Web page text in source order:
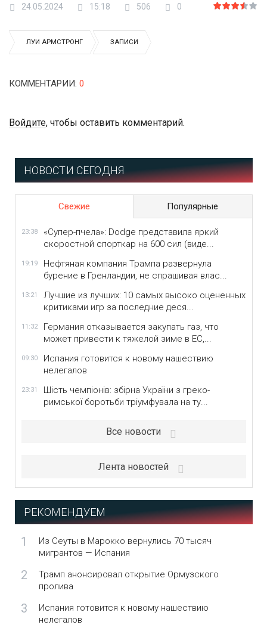
24.05.2024 15:18 506 0
ЛУИ АРМСТРОНГ ЗАПИСИ
КОММЕНТАРИИ: 0
Войдите, чтобы оставить комментарий.
НОВОСТИ СЕГОДНЯ
Свежие Популярные
23:38
«Супер-пчела»: Dodge представила яркий
скоростной спорткар на 600 сил (виде...
19:19
Нефтяная компания Трампа развернула
бурение в Гренландии, не спрашивая влас...
13:21
Лучшие из лучших: 10 самых высоко оцененных
критиками игр за последние деся...
11:32
Германия отказывается закупать газ, что
может привести к тяжелой зиме в ЕС,...
09:30
Испания готовится к новому нашествию
нелегалов
23:31
Шість чемпіонів: збірна України з греко-
римської боротьби тріумфувала на ту...
Все новости
Лента новостей
РЕКОМЕНДУЕМ
1
Из Сеуты в Марокко вернулись 70 тысяч
мигрантов — Испания
2
Трамп анонсировал открытие Ормузского
пролива
3
Испания готовится к новому нашествию
нелегалов